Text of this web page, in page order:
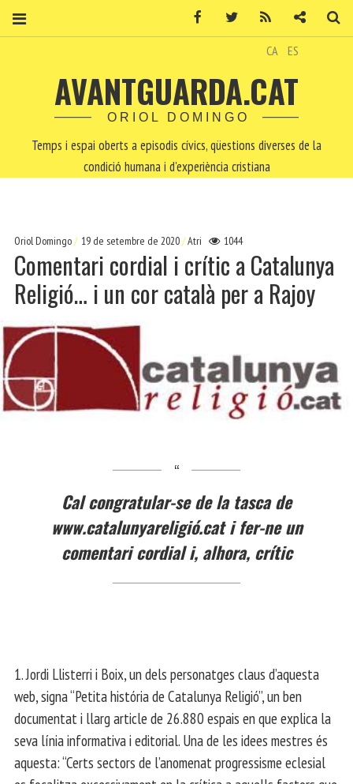
CA ES
AVANTGUARDA.CAT
ORIOL DOMINGO
Temps i espai oberts a episodis cívics, qüestions diverses de la
condició humana i d'experiència cristiana
Oriol Domingo 19 de setembre de 2020 Atri 1044
Comentari cordial i crític a Catalunya
Religió… i un cor català per a Rajoy
Cal congratular-se de la tasca de
www.catalunyareligió.cat i fer-ne un
comentari cordial i, alhora, crític
1. Jordi Llisterri i Boix, un dels personatges claus d’aquesta
web, signa “Petita história de Catalunya Religió”, un ben
documentat i llarg article de 26.880 espais en que explica la
seva línia informativa i editorial. Una de les idees mestres és
aquesta: “Certs sectors de l’anomenat progressisme eclesial
Facebook Twitter Contacte